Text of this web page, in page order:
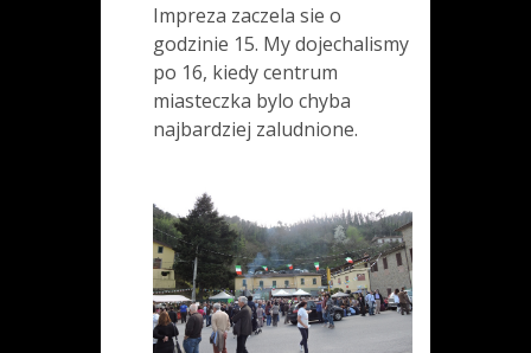
Impreza zaczela sie o
godzinie 15. My dojechalismy
po 16, kiedy centrum
miasteczka bylo chyba
najbardziej zaludnione.